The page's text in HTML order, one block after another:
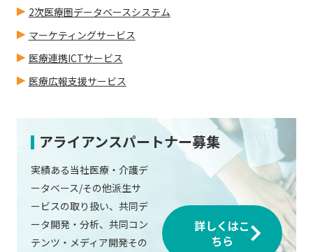
2次医療圏データベースシステム
マーケティングサービス
医療連携ICTサービス
医療広報支援サービス
アライアンスパートナー募集
実績ある当社医療・介護デ
ータベース/その他派生サ
ービスの取り扱い、共同デ
ータ開発・分析、共同コン
テンツ・メディア開発その
詳しくはこ
ちら